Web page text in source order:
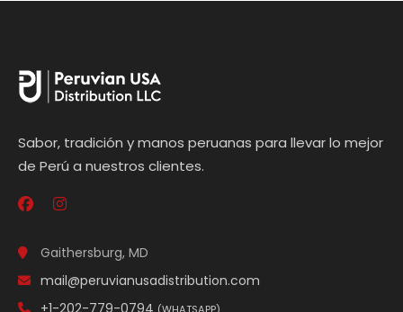
Sabor, tradición y manos peruanas para llevar lo mejor
de Perú a nuestros clientes.
Gaithersburg, MD
mail@peruvianusadistribution.com
+1-202-779-0794